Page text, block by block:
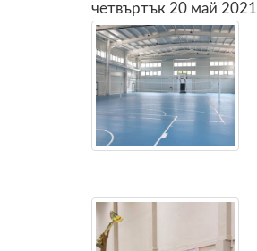
четвъртък 20 май 2021